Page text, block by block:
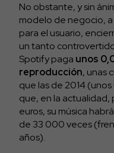
No obstante, y sin
modelo de negocio,
para el usuario,
un tanto
Spotify paga unos
reproducción, unas
que las de 2014
que, en la actualidad,
euros, su música
de 33 000 veces
años).